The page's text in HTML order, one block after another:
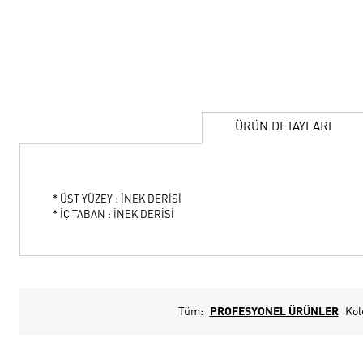
ÜRÜN DETAYLARI
* ÜST YÜZEY : İNEK DERİSİ
* İÇ TABAN : İNEK DERİSİ
Tüm: PROFESYONEL ÜRÜNLER